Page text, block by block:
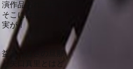
演作品あれこれ！
そこには意外な事
実が！
益若つばさの旦那
と矢口真里とはど